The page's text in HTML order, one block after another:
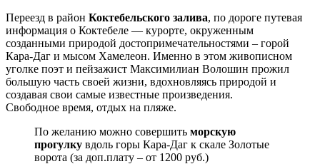
Переезд в район Коктебельского залива, по дороге путевая
информация о Коктебеле — курорте, окруженным
созданными природой достопримечательностями – горой
Кара-Даг и мысом Хамелеон. Именно в этом живописном
уголке поэт и пейзажист Максимилиан Волошин прожил
большую часть своей жизни, вдохновляясь природой и
создавая свои самые известные произведения.
Свободное время, отдых на пляже.
По желанию можно совершить морскую
прогулку вдоль горы Кара-Даг к скале Золотые
ворота (за доп.плату – от 1200 руб.)